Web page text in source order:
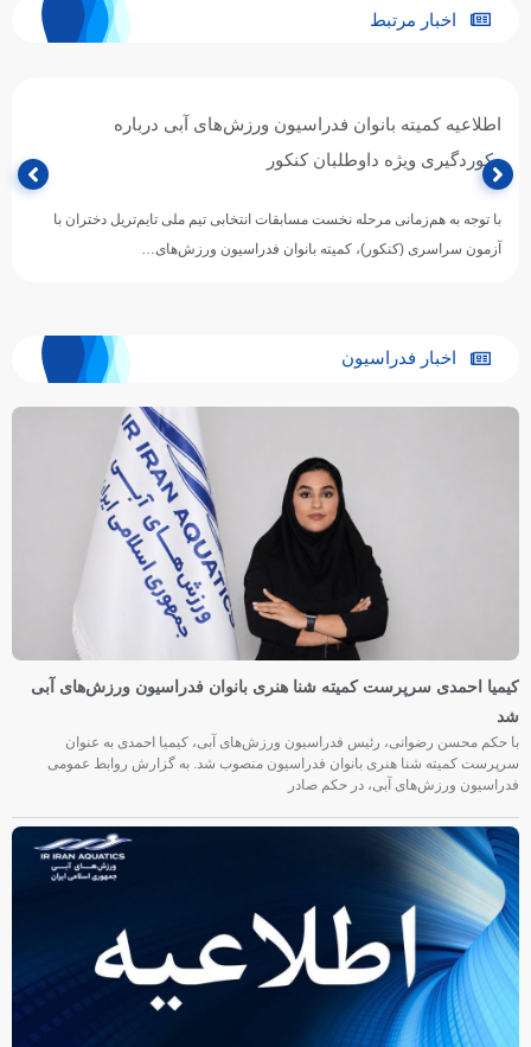
اخبار مرتبط
اطلاعیه کمیته بانوان فدراسیون ورزش‌های آبی درباره
رکوردگیری ویژه داوطلبان کنکور
با توجه به هم‌زمانی مرحله نخست مسابقات انتخابی تیم ملی تایم‌تریل دختران با
آزمون سراسری (کنکور)، کمیته بانوان فدراسیون ورزش‌های…
اخبار فدراسیون
کیمیا احمدی سرپرست کمیته شنا هنری بانوان فدراسیون ورزش‌های آبی
شد
با حکم محسن رضوانی، رئیس فدراسیون ورزش‌های آبی، کیمیا احمدی به عنوان
سرپرست کمیته شنا هنری بانوان فدراسیون منصوب شد. به گزارش روابط عمومی
فدراسیون ورزش‌های آبی، در حکم صادر